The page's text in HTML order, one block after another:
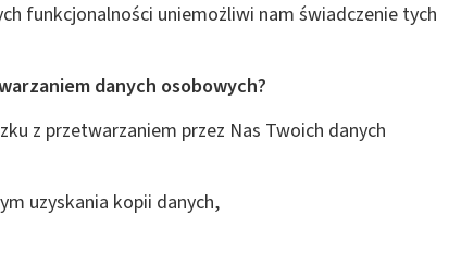
funkcjonalności uniemożliwi nam świadczenie tych
danych osobowych?
z przetwarzaniem przez Nas Twoich danych
uzyskania kopii danych,